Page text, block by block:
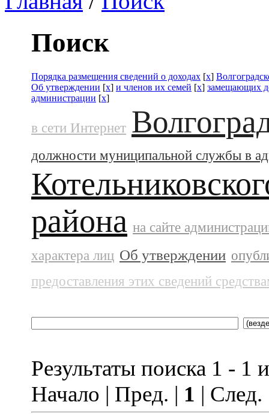
Поиск
Порядка размещения сведений о доходах [x]
Об утверждении [x] и членов их семей [x] замещающих
администрации [x]
в сети Интернет
должности муниципальной службы в
района на сайте
характера лиц Об утверждении
предоставления этих сведений
Результаты поиска 1 - 1
Начало | Пред. | 1 |